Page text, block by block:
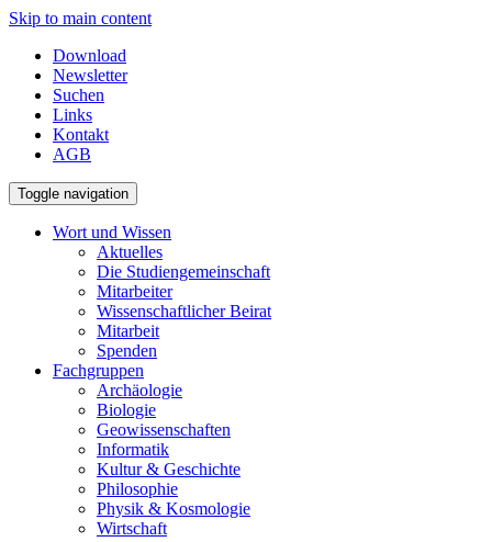
Skip to main content
Download
Newsletter
Suchen
Links
Kontakt
AGB
Toggle navigation
Wort und Wissen
Aktuelles
Die Studiengemeinschaft
Mitarbeiter
Wissenschaftlicher Beirat
Mitarbeit
Spenden
Fachgruppen
Archäologie
Biologie
Geowissenschaften
Informatik
Kultur & Geschichte
Philosophie
Physik & Kosmologie
Wirtschaft